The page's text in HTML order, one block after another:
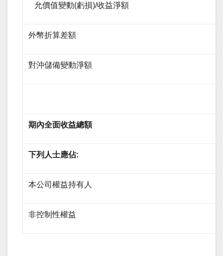
允價值變動(虧損)/收益淨額
外幣折算差額
對沖儲備變動淨額
期內全面收益總額
下列人士應佔:
本公司權益持有人
非控制性權益